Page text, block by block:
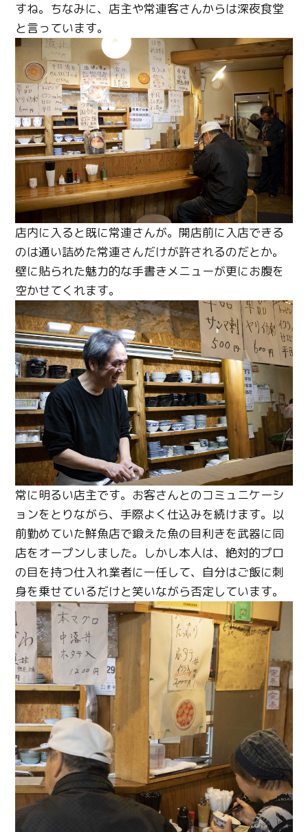
すね。ちなみに、店主や常連客さんからは深夜食堂
と言っています。
店内に入ると既に常連さんが。開店前に入店できる
のは通い詰めた常連さんだけが許されるのだとか。
壁に貼られた魅力的な手書きメニューが更にお腹を
空かせてくれます。
常に明るい店主です。お客さんとのコミュニケーシ
ョンをとりながら、手際よく仕込みを続けます。以
前勤めていた鮮魚店で鍛えた魚の目利きを武器に同
店をオープンしました。しかし本人は、絶対的プロ
の目を持つ仕入れ業者に一任して、自分はご飯に刺
身を乗せているだけと笑いながら否定しています。